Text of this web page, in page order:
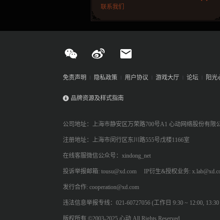
联系我们
免责声明 隐私政策 用户协议 游戏大厅 论坛 阳光
品牌资源及样式指南
公司地址：上海市静安区万荣路700号A1 心动网络股份有限
注册地址：上海市闵行区东川路555号戊楼1166室
在线客服微信公众号：xindong_net
投诉举报邮箱: tousu@xd.com IP衍生&授权业务:
发行合作: cooperation@xd.com
违法信息举报专线：021-60727056 (工作日 9:30 ~ 12:00, 13:30
版权所有 ©2003-2025 心动 All Rights Reserved